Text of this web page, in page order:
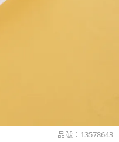
品號： 13578643